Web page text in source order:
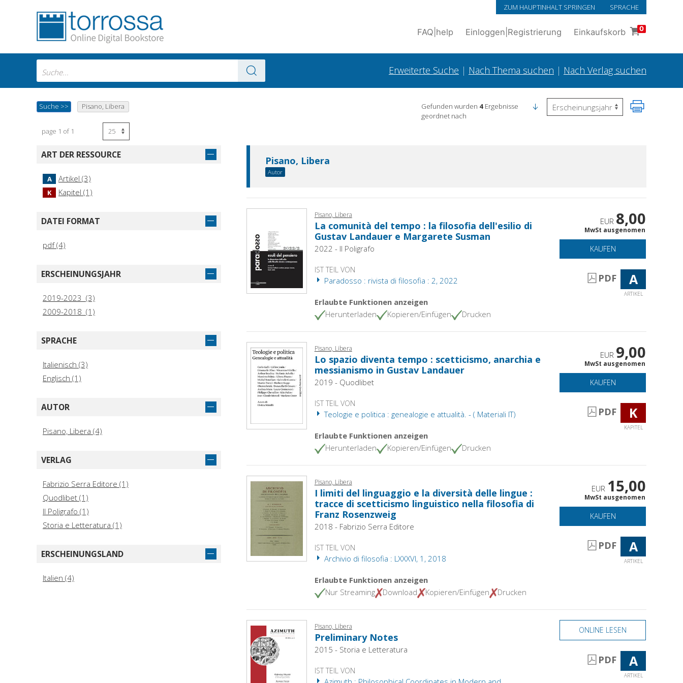
ZUM HAUPTINHALT SPRINGEN SPRACHE
FAQ help Einloggen Registrierung Einkaufskorb 0
Erweiterte Suche | Nach Thema suchen | Nach Verlag suchen
Suche >> Pisano, Libera Gefunden wurden 4 Ergebnisse
geordnet nach
page 1 of 1
ART DER RESSOURCE
A Artikel (3)
K Kapitel (1)
DATEI FORMAT
pdf (4)
ERSCHEINUNGSJAHR
2019-2023 (3)
2009-2018 (1)
SPRACHE
Italienisch (3)
Englisch (1)
AUTOR
Pisano, Libera (4)
VERLAG
Fabrizio Serra Editore (1)
Quodlibet (1)
Il Poligrafo (1)
Storia e Letteratura (1)
ERSCHEINUNGSLAND
Italien (4)
Pisano, Libera
Autor
Pisano, Libera
La comunità del tempo : la filosofia dell'esilio di
Gustav Landauer e Margarete Susman
2022 - Il Poligrafo
IST TEIL VON
Paradosso : rivista di filosofia : 2, 2022
Erlaubte Funktionen anzeigen
Herunterladen
Kopieren/Einfügen Drucken
EUR 8,00
MwSt ausgenomen
KAUFEN
PDF A
ARTIKEL
Pisano, Libera
Lo spazio diventa tempo : scetticismo, anarchia e
messia­nismo in Gustav Landauer
2019 - Quodlibet
IST TEIL VON
Teologie e politica : genealogie e attualità. - ( Materiali IT)
Erlaubte Funktionen anzeigen
Herunterladen
Kopieren/Einfügen Drucken
EUR 9,00
MwSt ausgenomen
KAUFEN
PDF K
KAPITEL
Pisano, Libera
I limiti del linguaggio e la diversità delle lingue :
tracce di scetticismo linguistico nella filosofia di
Franz Rosenzweig
2018 - Fabrizio Serra Editore
IST TEIL VON
Archivio di filosofia : LXXXVI, 1, 2018
Erlaubte Funktionen anzeigen
Nur Streaming
Download Kopieren/Einfügen Drucken
EUR 15,00
MwSt ausgenomen
KAUFEN
PDF A
ARTIKEL
Pisano, Libera
Preliminary Notes
2015 - Storia e Letteratura
IST TEIL VON
ONLINE LESEN
PDF A
ARTIKEL